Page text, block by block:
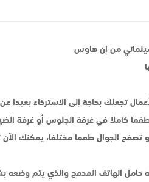
من إن هاوس
تجعلك بحاجة إلى الاسترخاء
كاملا في غرفة الجلوس أو غرفة
تصفح الجوال طعما مختلفا، يمكنك
حامل الهاتف المدمج والذي يتم وضعه